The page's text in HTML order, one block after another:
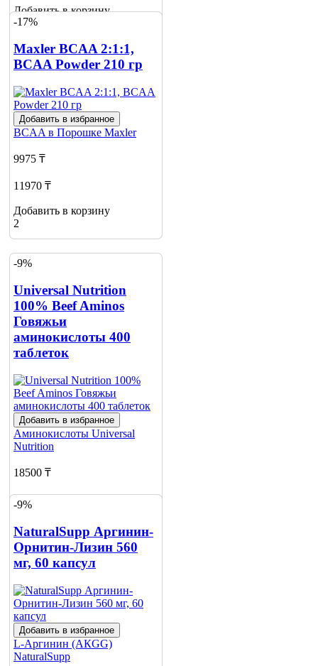
Добавить в корзину
1
-17%
Maxler BCAA 2:1:1,
BCAA Powder 210 гр
Добавить в избранное
BCAA в Порошке Maxler
9975 ₸
11970 ₸
Добавить в корзину
2
-9%
Universal Nutrition
100% Beef Aminos
Говяжьи
аминокислоты 400
таблеток
Добавить в избранное
Аминокислоты Universal
Nutrition
18500 ₸
20350 ₸
Добавить в корзину
2
-9%
NaturalSupp Аргинин-
Орнитин-Лизин 560
мг, 60 капсул
Добавить в избранное
L-Аргинин (АКGG)
NaturalSupp